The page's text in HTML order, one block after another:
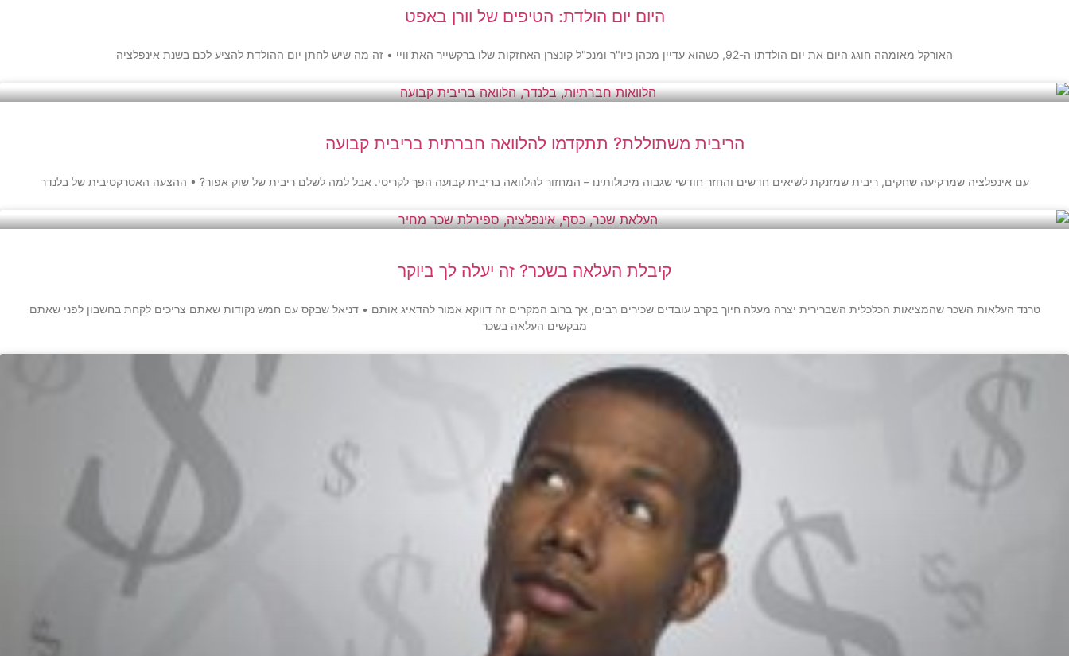
היום יום הולדת: הטיפים של וורן באפט
האורקל מאומהה חוגג היום את יום הולדתו ה-92, כשהוא עדיין מכהן כיו"ר ומנכ"ל קונצרן האחזקות שלו ברקשייר האת'וויי • זה מה שיש לחתן יום ההולדת להציע לכם בשנת אינפלציה
הריבית משתוללת? תתקדמו להלוואה חברתית בריבית קבועה
עם אינפלציה שמרקיעה שחקים, ריבית שמזנקת לשיאים חדשים והחזר חודשי שגבוה מיכולותינו – המחזור להלוואה בריבית קבועה הפך לקריטי. אבל למה לשלם ריבית של שוק אפור? • ההצעה האטרקטיבית של בלנדר
קיבלת העלאה בשכר? זה יעלה לך ביוקר
טרנד העלאות השכר שהמציאות הכלכלית השברירית יצרה מעלה חיוך בקרב עובדים שכירים רבים, אך ברוב המקרים זה דווקא אמור להדאיג אותם • דניאל שבקס עם חמש נקודות שאתם צריכים לקחת בחשבון לפני שאתם
מבקשים העלאה בשכר